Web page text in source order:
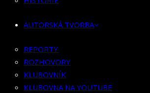
KLUBOVNA NA YOUTUBE
SUPPORTUJEME
PROPOJOVÁNÍ SCÉN
RECENZE
KFN/FESTIVAL
AUTORSKÁ TVORBA
REPORTY
ROZHOVORY
KLUBOVNÍK
KLUBOVNA NA YOUTUBE